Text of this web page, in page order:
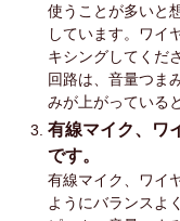
使うことが多いと
しています。ワイ
キシングしてくだ
回路は、音量つま
みが上がっている
有線マイク、ワ
です。
有線マイク、ワイ
ようにバランスよ